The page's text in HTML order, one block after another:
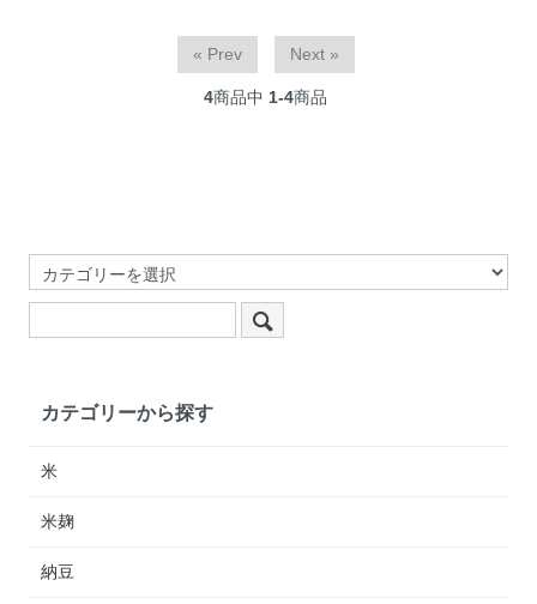
« Prev Next »
4商品中 1-4商品
カテゴリーから探す
米
米麹
納豆